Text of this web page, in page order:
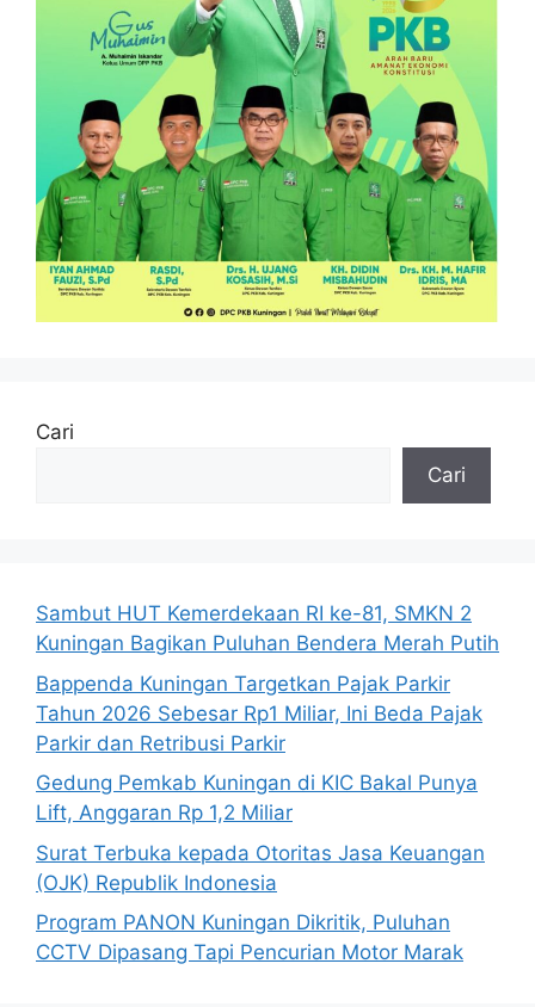
Cari
Cari
Sambut HUT Kemerdekaan RI ke-81, SMKN 2
Kuningan Bagikan Puluhan Bendera Merah Putih
Bappenda Kuningan Targetkan Pajak Parkir
Tahun 2026 Sebesar Rp1 Miliar, Ini Beda Pajak
Parkir dan Retribusi Parkir
Gedung Pemkab Kuningan di KIC Bakal Punya
Lift, Anggaran Rp 1,2 Miliar
Surat Terbuka kepada Otoritas Jasa Keuangan
(OJK) Republik Indonesia
Program PANON Kuningan Dikritik, Puluhan
CCTV Dipasang Tapi Pencurian Motor Marak